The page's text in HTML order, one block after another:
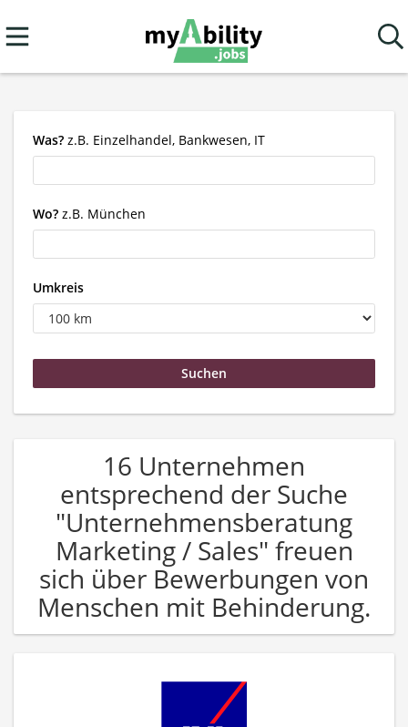
Was? z.B. Einzelhandel, Bankwesen, IT
Wo? z.B. München
Umkreis
16 Unternehmen
entsprechend der Suche
"Unternehmensberatung
Marketing / Sales" freuen
sich über Bewerbungen von
Menschen mit Behinderung.